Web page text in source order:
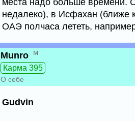
места надо больше времени.
недалеко), в Исфахан (ближе
ОАЭ полчаса лететь,
Munro м
Карма 395
О себе
Gudvin